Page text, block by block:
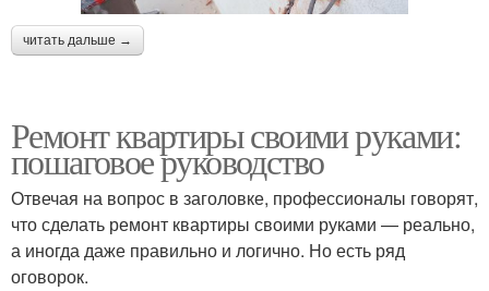
читать дальше →
Ремонт квартиры своими руками:
пошаговое руководство
Отвечая на вопрос в заголовке, профессионалы говорят,
что сделать ремонт квартиры своими руками — реально,
а иногда даже правильно и логично. Но есть ряд
оговорок.